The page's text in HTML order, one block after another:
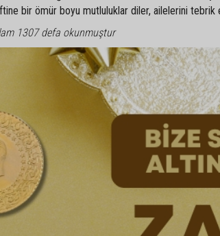
bir ömür boyu mutluluklar diler, ailelerini tebrik
1307 defa okunmuştur